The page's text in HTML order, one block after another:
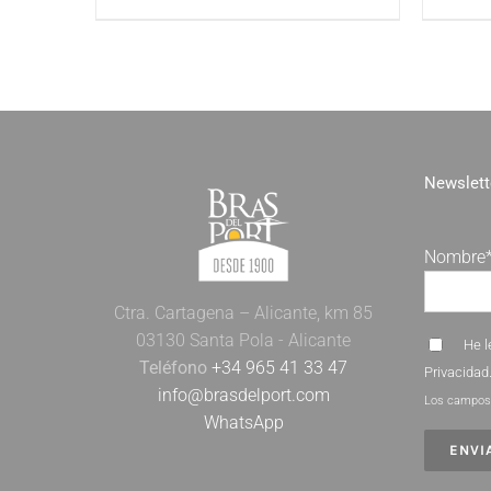
Ctra. Cartagena – Alicante, km 85
03130 Santa Pola - Alicante
Teléfono +34 965 41 33 47
info@brasdelport.com
WhatsApp
He
Privacidad
Los